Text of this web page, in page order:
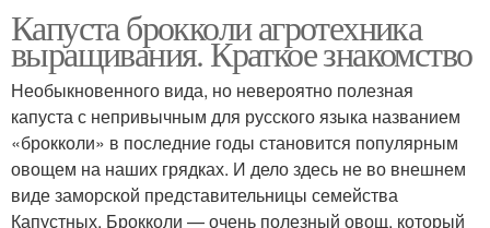
Капуста брокколи агротехника
выращивания. Краткое знакомство
Необыкновенного вида, но невероятно полезная
капуста с непривычным для русского языка названием
«брокколи» в последние годы становится популярным
овощем на наших грядках. И дело здесь не во внешнем
виде заморской представительницы семейства
Капустных. Брокколи — очень полезный овощ, который